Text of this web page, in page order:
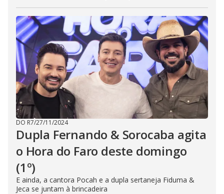
DO R7/27/11/2024
Dupla Fernando & Sorocaba agita
o Hora do Faro deste domingo
(1º)
E ainda, a cantora Pocah e a dupla sertaneja Fiduma &
Jeca se juntam à brincadeira